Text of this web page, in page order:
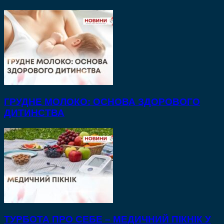
ГРУДНЕ МОЛОКО: ОСНОВА ЗДОРОВОГО
ДИТИНСТВА
ТУРБОТА ПРО СЕБЕ – МЕДИЧНИЙ ПІКНІК У